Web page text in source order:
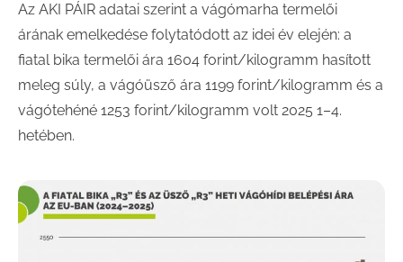
Az AKI PÁIR adatai szerint a vágómarha termelői
árának emelkedése folytatódott az idei év elején: a
fiatal bika termelői ára 1604 forint/kilogramm hasított
meleg súly, a vágóüsző ára 1199 forint/kilogramm és a
vágótehéné 1253 forint/kilogramm volt 2025 1–4.
hetében.